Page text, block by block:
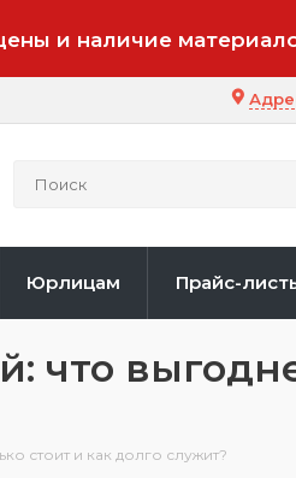
и наличие
Юрлицам Прайс-
стоит и как долго служит?